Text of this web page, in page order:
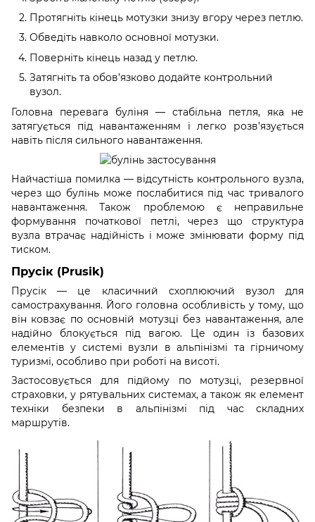
Протягніть кінець мотузки знизу вгору через петлю.
Обведіть навколо основної мотузки.
Поверніть кінець назад у петлю.
Затягніть та обов’язково додайте контрольний
вузол.
Головна перевага буліня — стабільна петля, яка не
затягується під навантаженням і легко розв’язується
навіть після сильного навантаження.
Найчастіша помилка — відсутність контрольного вузла,
через що булінь може послабитися під час тривалого
навантаження. Також проблемою є неправильне
формування початкової петлі, через що структура
вузла втрачає надійність і може змінювати форму під
тиском.
Прусік (Prusik)
Прусік — це класичний схоплюючий вузол для
самострахування. Його головна особливість у тому, що
він ковзає по основній мотузці без навантаження, але
надійно блокується під вагою. Це один із базових
елементів у системі вузли в альпінізмі та гірничому
туризмі, особливо при роботі на висоті.
Застосовується для підйому по мотузці, резервної
страховки, у рятувальних системах, а також як елемент
техніки безпеки в альпінізмі під час складних
маршрутів.